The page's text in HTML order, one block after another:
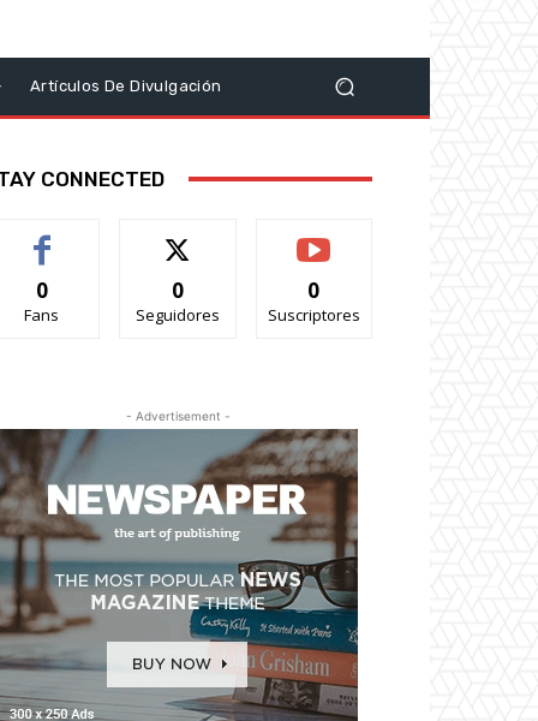
Artículos De Divulgación
CONNECTED
0
Fans
0
Seguidores
0
Suscriptores
- Advertisement -